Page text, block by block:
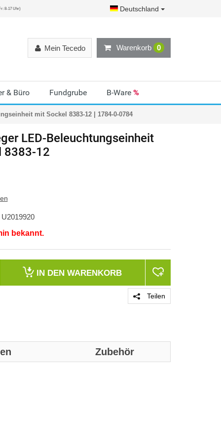
8-17 Uhr) Deutschland
Warenkorb 0
Mein Tecedo
& Büro Fundgrube B-Ware %
mit Sockel 8383-12 | 1784-0-0784
LED-Beleuchtungseinheit
8383-12
U2019920
bekannt.
IN DEN WARENKORB
Teilen
Zubehör